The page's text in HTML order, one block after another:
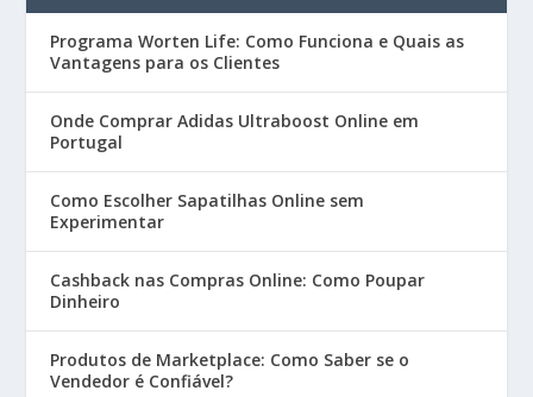
Programa Worten Life: Como Funciona e Quais as
Vantagens para os Clientes
Onde Comprar Adidas Ultraboost Online em
Portugal
Como Escolher Sapatilhas Online sem
Experimentar
Cashback nas Compras Online: Como Poupar
Dinheiro
Produtos de Marketplace: Como Saber se o
Vendedor é Confiável?